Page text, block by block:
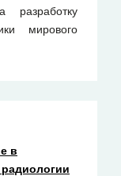
мирового
в